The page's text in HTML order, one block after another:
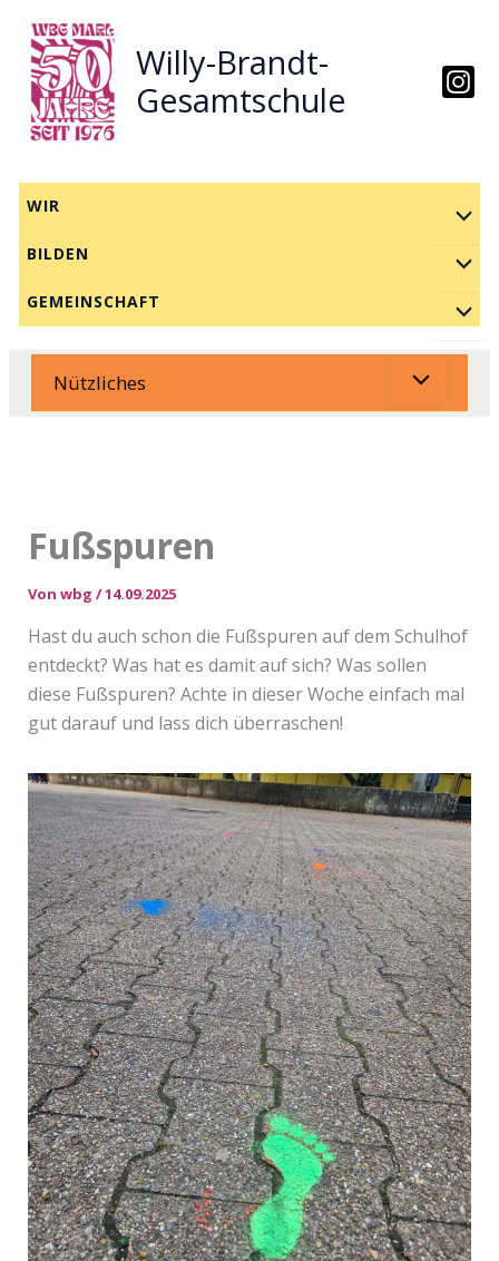
Inhalt
springen
Willy-Brandt-
Gesamtschule
WIR
BILDEN
GEMEINSCHAFT
Nützliches
Fußspuren
Von wbg /14.09.2025
Hast du auch schon die Fußspuren auf dem Schulhof
entdeckt? Was hat es damit auf sich? Was sollen
diese Fußspuren? Achte in dieser Woche einfach mal
gut darauf und lass dich überraschen!